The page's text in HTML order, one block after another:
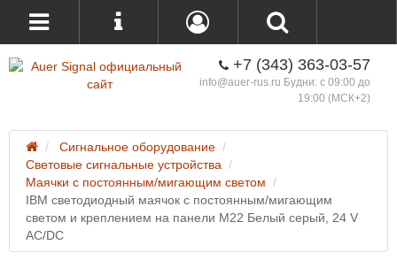
+7 (343) 363-03-57
info@auer-rus.ru Будни: с 09:00 до
19:00 (МСК+2)
Сигнальное оборудование
Световые сигнальные устройства
Маячки с постоянным/мигающим светом
IBM светодиодный маячок с постоянным/мигающим
светом и креплением на панели M22 Белый серый, 24 V
AC/DC